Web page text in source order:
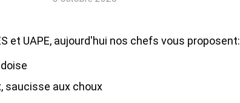
et UAPE, aujourd'hui nos chefs vous proposent:
saucisse aux choux